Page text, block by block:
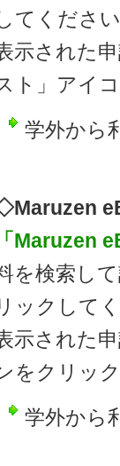
てくださ
示された
ト」アイ
学外から
「Maruzen
を検索し
ックして
示された
をクリッ
学外から